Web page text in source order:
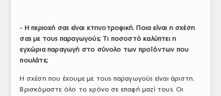
- Η περιοχή σας είναι κτηνοτροφική. Ποια είναι η σχέση
σας με τους παραγωγούς; Τι ποσοστό καλύπτει η
εγχώρια παραγωγή στο σύνολο των προϊόντων που
πουλάτε;
Η σχέση που έχουμε με τους παραγωγούς είναι άριστη.
Βρισκόμαστε όλο το χρόνο σε επαφή μαζί τους. Οι